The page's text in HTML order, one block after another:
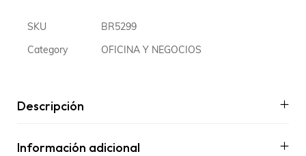
SKU BR5299
Category OFICINA Y NEGOCIOS
Descripción
Información adicional